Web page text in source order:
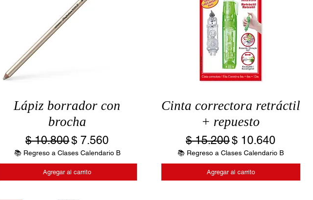
Lápiz borrador con
brocha
Precio
$ 10.800Precio de oferta
$ 7.560
📚 Regreso a Clases Calendario B
Agregar al carrito
Cinta correctora retráctil
+ repuesto
Precio
$ 15.200Precio de oferta
$ 10.640
📚 Regreso a Clases Calendario B
Agregar al carrito